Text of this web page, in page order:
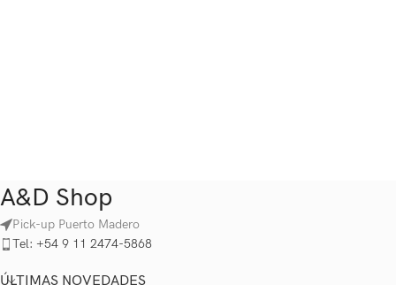
A&D Shop
Pick-up Puerto Madero
Tel: +54 9 11 2474-5868
ÚLTIMAS NOVEDADES